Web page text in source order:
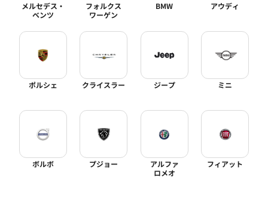
メルセデス・
ベンツ
フォルクス
ワーゲン
BMW アウディ
ポルシェ クライスラー ジープ ミニ
ボルボ プジョー
アルファ
ロメオ
フィアット